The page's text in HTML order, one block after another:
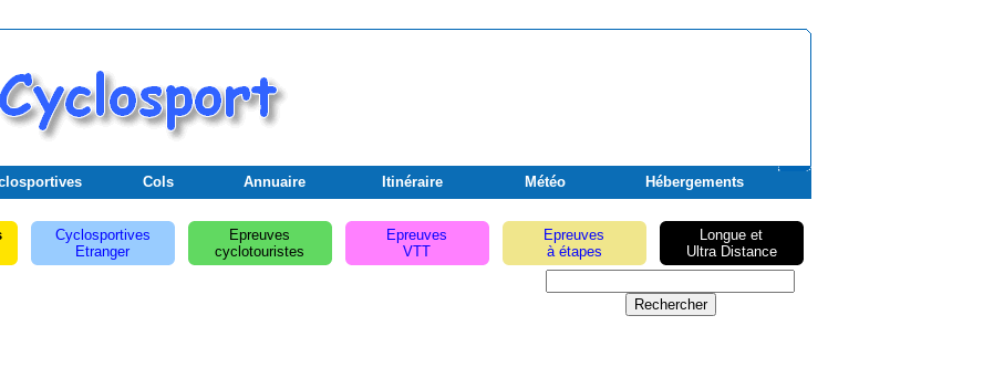
Cols Annuaire Itinéraire Météo Hébergements
Cyclosportives
Etranger
Epreuves
cyclotouristes
Epreuves
VTT
Epreuves
à étapes
Longue et
Ultra Distance